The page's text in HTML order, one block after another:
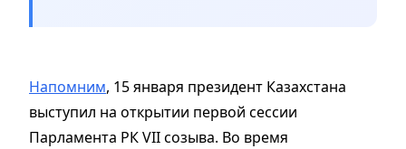
Напомним, 15 января президент Казахстана
выступил на открытии первой сессии
Парламента РК VII созыва. Во время